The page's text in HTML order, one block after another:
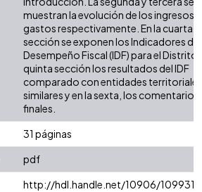
muestran la evolución de los ingresos
gastos respectivamente. En la cuarta
sección se exponen los Indicadores de
Desempeño Fiscal (IDF) para el Distrito.
quinta sección los resultados del IDF
comparado con entidades territoriales
similares y en la sexta, los comentarios
finales.
31 páginas
pdf
http://hdl.handle.net/10906/109931